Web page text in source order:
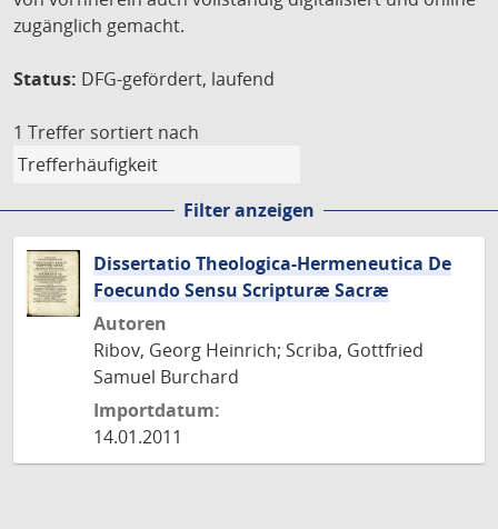
zugänglich gemacht.
Status: DFG-gefördert, laufend
1 Treffer sortiert nach
Filter anzeigen
Dissertatio Theologica-Hermeneutica De
Foecundo Sensu Scripturæ Sacræ
Autoren
Ribov, Georg Heinrich; Scriba, Gottfried
Samuel Burchard
Importdatum:
14.01.2011